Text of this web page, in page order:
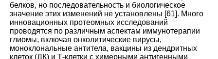
белков, но последовательность и биологическое
значение этих изменений не установлены [61]. Много
инновационных протеомных исследований
проводятся по различным аспектам иммунотерапии
глиомы, включая онколитические вирусы,
моноклональные антитела, вакцины из дендритных
клеток (ДК) и Т-клетки с химерными антигенными